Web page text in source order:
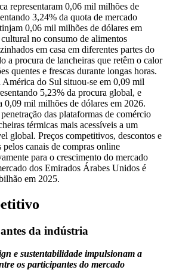
representaram 0,06 mil milhões de
3,24% da quota de mercado
0,06 mil milhões de dólares em
no consumo de alimentos
em casa em diferentes partes do
a procura de lancheiras que retêm o calor
quentes e frescas durante longas horas.
do Sul situou-se em 0,09 mil
5,23% da procura global, e
0,09 mil milhões de dólares em 2026.
das plataformas de comércio
térmicas mais acessíveis a um
global. Preços competitivos, descontos e
canais de compras online
para o crescimento do mercado
dos Emirados Árabes Unidos é
em 2025.
da indústria
e sustentabilidade impulsionam a
os participantes do mercado